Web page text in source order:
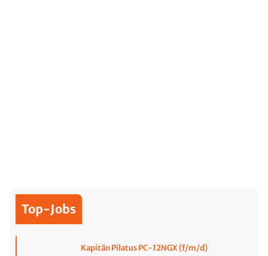
Top-Jobs
Kapitän Pilatus PC-12NGX (f/m/d)